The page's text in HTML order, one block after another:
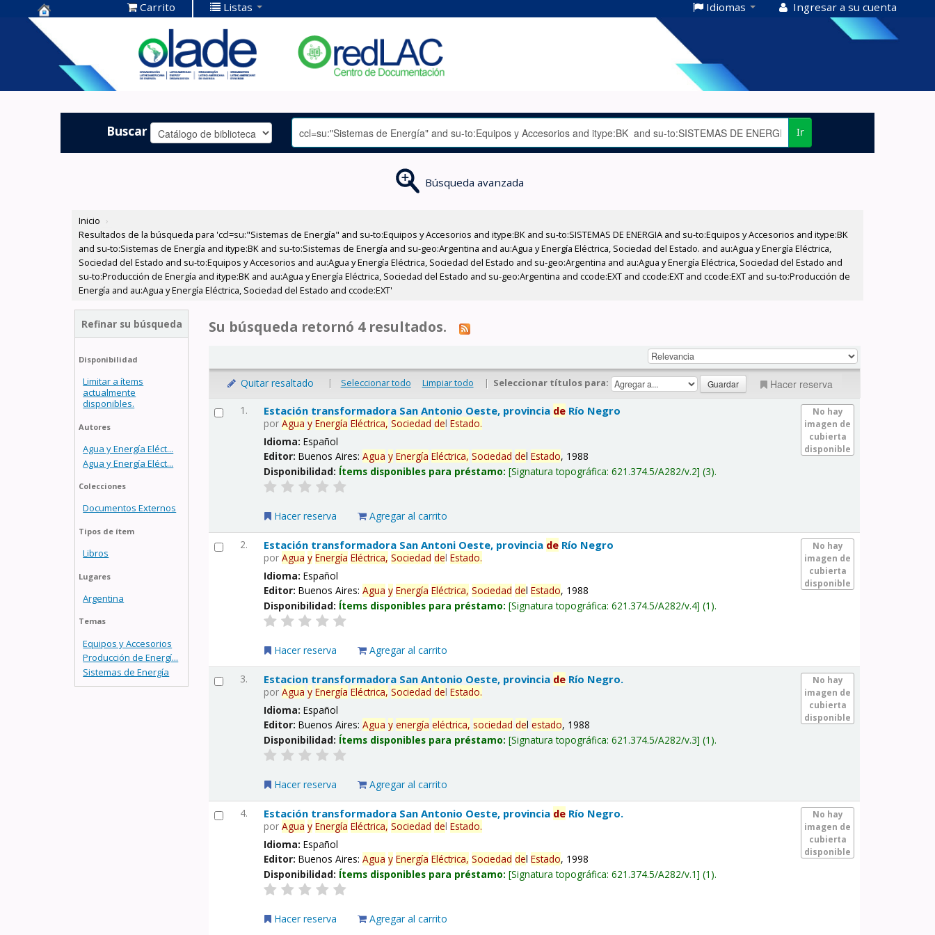
Centro de
Documentación
OLADE -
Carrito Listas Idiomas Ingresar a su cuenta
Buscar Ir
Búsqueda avanzada
Inicio ›
Resultados de la búsqueda para 'ccl=su:"Sistemas de Energía" and su-to:Equipos y Accesorios and itype:BK and su-to:SISTEMAS DE ENERGIA and su-to:Equipos y Accesorios and itype:BK
and su-to:Sistemas de Energía and itype:BK and su-to:Sistemas de Energía and su-geo:Argentina and au:Agua y Energía Eléctrica, Sociedad del Estado. and au:Agua y Energía Eléctrica,
Sociedad del Estado and su-to:Equipos y Accesorios and au:Agua y Energía Eléctrica, Sociedad del Estado and su-geo:Argentina and au:Agua y Energía Eléctrica, Sociedad del Estado and
su-to:Producción de Energía and itype:BK and au:Agua y Energía Eléctrica, Sociedad del Estado and su-geo:Argentina and ccode:EXT and ccode:EXT and ccode:EXT and su-to:Producción de
Energía and au:Agua y Energía Eléctrica, Sociedad del Estado and ccode:EXT'
Refinar su búsqueda
Disponibilidad
Limitar a ítems
actualmente
disponibles.
Autores
Agua y Energía Eléct...
Agua y Energía Eléct...
Colecciones
Documentos Externos
Tipos de ítem
Libros
Lugares
Argentina
Temas
Equipos y Accesorios
Producción de Energí...
Sistemas de Energía
Su búsqueda retornó 4 resultados.
Quitar resaltado | Seleccionar todo Limpiar todo | Seleccionar títulos para: Hacer reserva
1.
No hay
imagen de
cubierta
disponible
Estación transformadora San Antonio Oeste, provincia de Río Negro
porAgua y Energía Eléctrica, Sociedad delEstado.
Idioma:Español
Editor:Buenos Aires:Agua y Energía Eléctrica, Sociedad delEstado, 1988
Disponibilidad: Ítems disponibles para préstamo: Signatura topográfica:621.374.5/A282/v.2 (3).
Hacer reserva Agregar al carrito
2.
No hay
imagen de
cubierta
disponible
Estación transformadora San Antoni Oeste, provincia de Río Negro
porAgua y Energía Eléctrica, Sociedad delEstado.
Idioma:Español
Editor:Buenos Aires:Agua y Energía Eléctrica, Sociedad delEstado, 1988
Disponibilidad: Ítems disponibles para préstamo: Signatura topográfica:621.374.5/A282/v.4 (1).
Hacer reserva Agregar al carrito
3.
No hay
imagen de
cubierta
disponible
Estacion transformadora San Antonio Oeste, provincia de Río Negro.
porAgua y Energía Eléctrica, Sociedad delEstado.
Idioma:Español
Editor:Buenos Aires:Agua y energía eléctrica, sociedad delestado, 1988
Disponibilidad: Ítems disponibles para préstamo: Signatura topográfica:621.374.5/A282/v.3 (1).
Hacer reserva Agregar al carrito
4.
No hay
imagen de
cubierta
disponible
Estación transformadora San Antonio Oeste, provincia de Río Negro.
porAgua y Energía Eléctrica, Sociedad delEstado.
Idioma:Español
Editor:Buenos Aires:Agua y Energía Eléctrica, Sociedad delEstado, 1998
Disponibilidad: Ítems disponibles para préstamo: Signatura topográfica:621.374.5/A282/v.1 (1).
Hacer reserva Agregar al carrito